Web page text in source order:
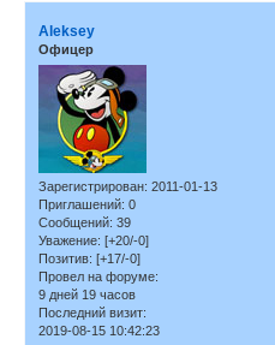
Aleksey
Офицер
Зарегистрирован: 2011-01-13
Приглашений: 0
Сообщений: 39
Уважение: [+20/-0]
Позитив: [+17/-0]
Провел на форуме:
9 дней 19 часов
Последний визит:
2019-08-15 10:42:23